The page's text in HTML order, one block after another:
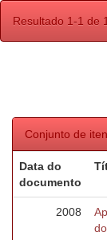
Resultado 1-1 de 1.
Conjunto de
Data do
documento
2008